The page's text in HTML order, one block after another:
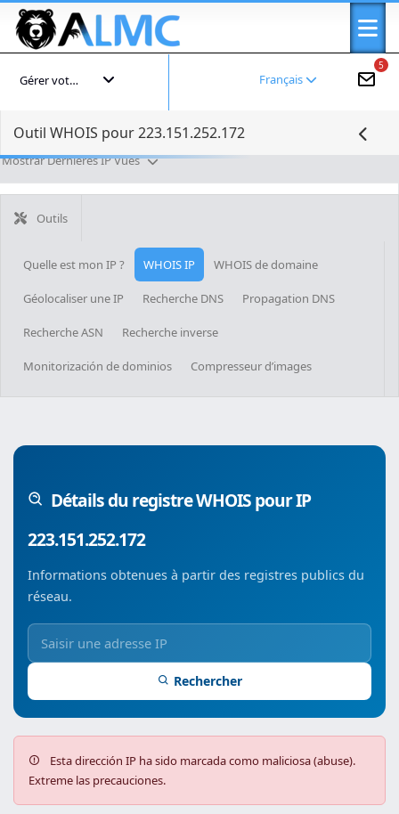
5
Français
Gérer votre compte
Outil WHOIS pour 223.151.252.172
Mostrar Dernières IP Vues
Outils
Quelle est mon IP ? WHOIS IP WHOIS de domaine
Géolocaliser une IP Recherche DNS Propagation DNS
Recherche ASN Recherche inverse
Monitorización de dominios Compresseur d’images
Détails du registre WHOIS pour IP
223.151.252.172
Informations obtenues à partir des registres publics du
réseau.
Rechercher
Esta dirección IP ha sido marcada como maliciosa (abuse).
Extreme las precauciones.